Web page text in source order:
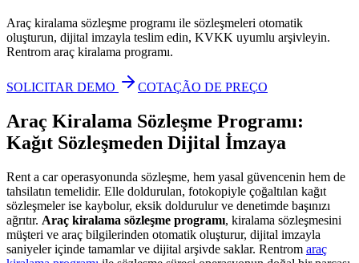
Araç kiralama sözleşme programı ile sözleşmeleri otomatik
oluşturun, dijital imzayla teslim edin, KVKK uyumlu arşivleyin.
Rentrom araç kiralama programı.
SOLICITAR DEMO COTAÇÃO DE PREÇO
Araç Kiralama Sözleşme Programı:
Kağıt Sözleşmeden Dijital İmzaya
Rent a car operasyonunda sözleşme, hem yasal güvencenin hem de
tahsilatın temelidir. Elle doldurulan, fotokopiyle çoğaltılan kağıt
sözleşmeler ise kaybolur, eksik doldurulur ve denetimde başınızı
ağrıtır. Araç kiralama sözleşme programı, kiralama sözleşmesini
müşteri ve araç bilgilerinden otomatik oluşturur, dijital imzayla
saniyeler içinde tamamlar ve dijital arşivde saklar. Rentrom araç